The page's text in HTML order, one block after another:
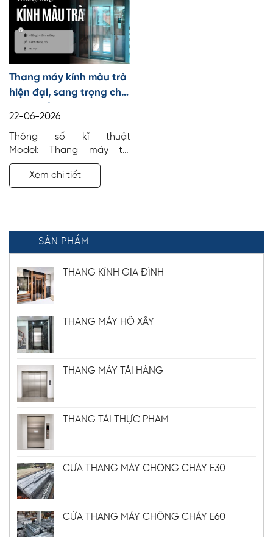
Thang máy kính màu trà
hiện đại, sang trọng cho
22-06-2026
Thông số kĩ thuật
Model: Thang máy tải
khách Số tầng: 4 điểm
dừng Tải trọng: 450 kg
Công trình: Nhà ở sinh
Xem chi tiết
SẢN PHẨM
THANG KÍNH GIA ĐÌNH
THANG MÁY HỐ XÂY
THANG MÁY TẢI HÀNG
THANG TẢI THỰC PHẨM
CỬA THANG MÁY CHỐNG CHÁY E30
CỬA THANG MÁY CHỐNG CHÁY E60